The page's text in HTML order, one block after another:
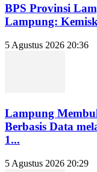
BPS Provinsi
Lampung:
5 Agustus 2026 20:36
Lampung
Berbasis Data
1...
5 Agustus 2026 20:29